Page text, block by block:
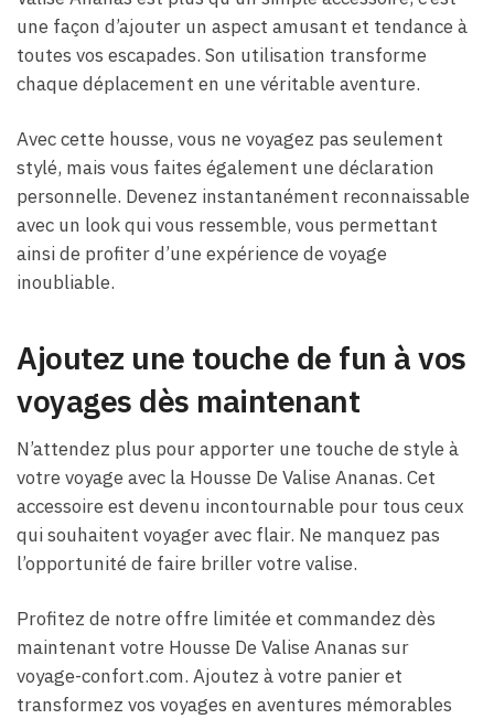
une façon d’ajouter un aspect amusant et tendance à
toutes vos escapades. Son utilisation transforme
chaque déplacement en une véritable aventure.
Avec cette housse, vous ne voyagez pas seulement
stylé, mais vous faites également une déclaration
personnelle. Devenez instantanément reconnaissable
avec un look qui vous ressemble, vous permettant
ainsi de profiter d’une expérience de voyage
inoubliable.
Ajoutez une touche de fun à vos
voyages dès maintenant
N’attendez plus pour apporter une touche de style à
votre voyage avec la Housse De Valise Ananas. Cet
accessoire est devenu incontournable pour tous ceux
qui souhaitent voyager avec flair. Ne manquez pas
l’opportunité de faire briller votre valise.
Profitez de notre offre limitée et commandez dès
maintenant votre Housse De Valise Ananas sur
voyage-confort.com. Ajoutez à votre panier et
transformez vos voyages en aventures mémorables